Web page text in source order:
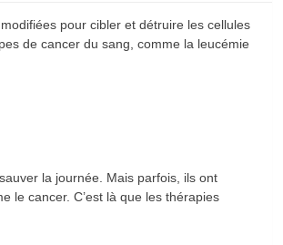
pour cibler et détruire les cellules
de cancer du sang, comme la leucémie
la journée. Mais parfois, ils ont
le cancer. C’est là que les thérapies